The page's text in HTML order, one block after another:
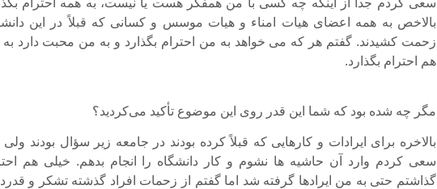
بالاخص به همه اعضای هیات امناء و هیات موسس و کسانی که قبلاً در این
زحمت کشیدند. گفتم هر که می خواهد به من احترام بگذارد و به من محبت دارد به
هم احترام بگذارد.
مگر چه شده بود که شما این قدر روی این موضوع تأکید می‌کردید؟
بالاخره برای ایرادات و کارهایی که قبلاً کرده بودند در جامعه زیر سؤال بودند
سعی کردم وارد آن حاشیه ها نشوم و کار دانشگاه را انجام بدهم. خیلی هم
گذاشتم حتی به من ایرادها گرفته شد اما گفتم از زحمات افراد گذشته تشکر و